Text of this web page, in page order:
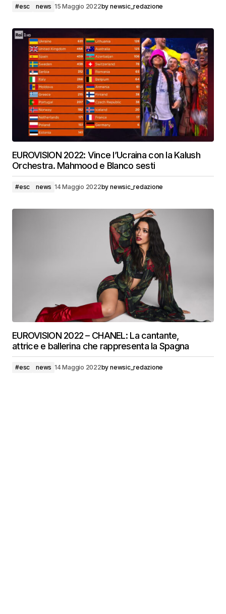
#esc news 15 Maggio 2022by newsic_redazione
EUROVISION 2022: Vince l’Ucraina con la Kalush
Orchestra. Mahmood e Blanco sesti
#esc news 14 Maggio 2022by newsic_redazione
EUROVISION 2022 – CHANEL: La cantante,
attrice e ballerina che rappresenta la Spagna
#esc news 14 Maggio 2022by newsic_redazione